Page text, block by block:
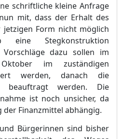
schriftliche kleine Anfrage
mit, dass der Erhalt des
jetzigen Form nicht möglich
Stegkonstruktion
dazu sollen im
im zuständigen
werden, danach die
beauftragt werden. Die
ist noch unsicher, da
Finanzmittel abhängig.
Bürgerinnen sind bisher